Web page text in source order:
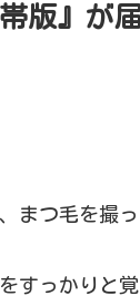
版』が
まつ毛を撮っ
すっかりと